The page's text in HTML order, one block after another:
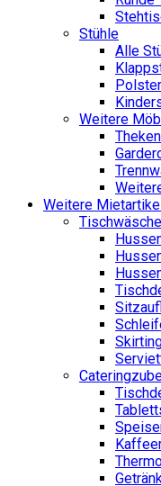
Stühle
Alle
Weitere
Weitere
Tischwäsche